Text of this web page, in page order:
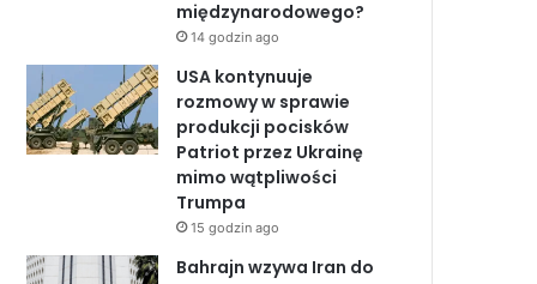
międzynarodowego?
14 godzin ago
USA kontynuuje
rozmowy w sprawie
produkcji pocisków
Patriot przez Ukrainę
mimo wątpliwości
Trumpa
15 godzin ago
Bahrajn wzywa Iran do